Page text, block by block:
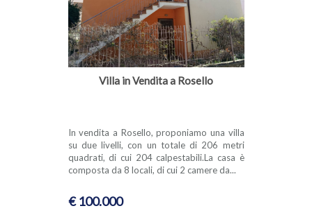
Villa in Vendita a Rosello
In vendita a Rosello, proponiamo una villa
su due livelli, con un totale di 206 metri
quadrati, di cui 204 calpestabili.La casa è
composta da 8 locali, di cui 2 camere da...
€ 100.000